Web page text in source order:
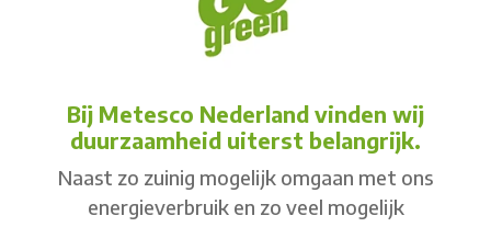
Bij Metesco Nederland vinden wij
duurzaamheid uiterst belangrijk.
Naast zo zuinig mogelijk omgaan met ons
energieverbruik en zo veel mogelijk